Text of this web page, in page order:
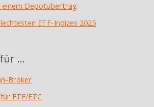
einem Depotübertrag
ETF-Indizes 2025
…
Broker
ETF/ETC